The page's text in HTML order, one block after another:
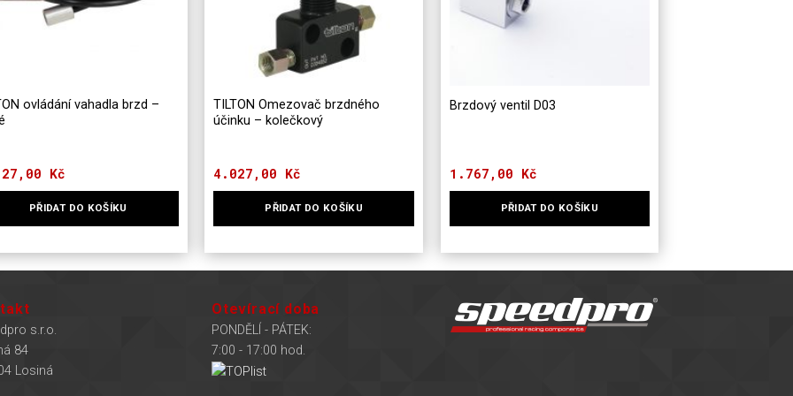
ovládání vahadla brzd –
Kč
PŘIDAT DO KOŠÍKU
TILTON Omezovač brzdného
účinku – kolečkový
4.027,00 Kč
PŘIDAT DO KOŠÍKU
Brzdový ventil D03
1.767,00 Kč
PŘIDAT DO KOŠÍKU
s.r.o.
84
Losiná
Otevírací doba
PONDĚLÍ - PÁTEK:
7:00 - 17:00 hod.